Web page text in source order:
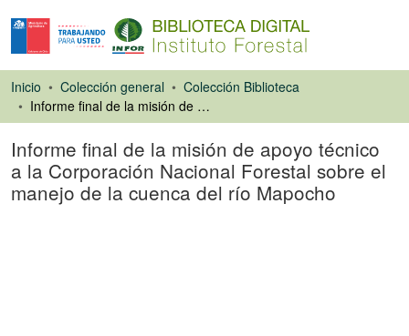
Inicio Colección general
Colección Biblioteca
Informe final de la misión de apoyo técnico a la Corporación Nacional Forestal sobre el manejo de la cuenca del río Mapocho
Informe final de la misión de apoyo técnico
a la Corporación Nacional Forestal sobre el
manejo de la cuenca del río Mapocho